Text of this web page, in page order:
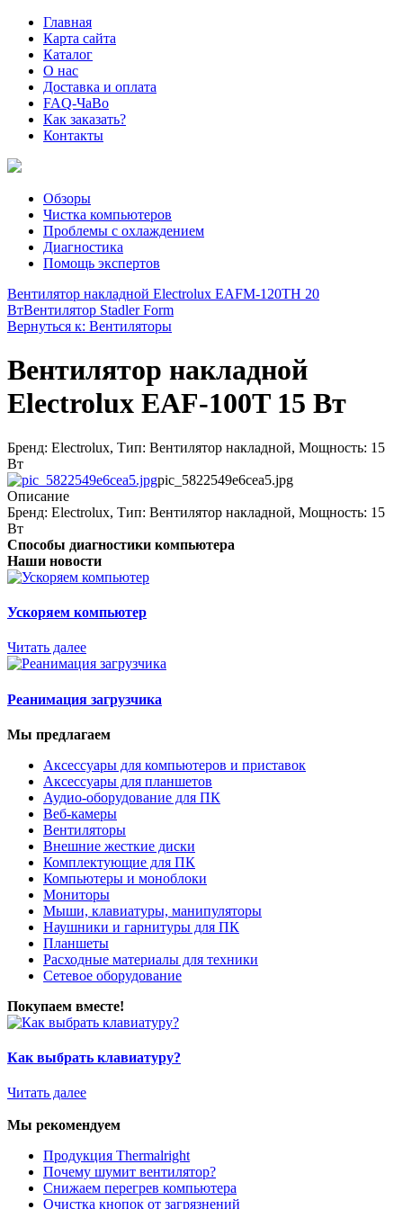
Главная
Карта сайта
Каталог
О нас
Доставка и оплата
FAQ-ЧаВо
Как заказать?
Контакты
Обзоры
Чистка компьютеров
Проблемы с охлаждением
Диагностика
Помощь экспертов
Вентилятор накладной Electrolux EAFM-120TH 20
ВтВентилятор Stadler Form
Вернуться к: Вентиляторы
Вентилятор накладной
Electrolux EAF-100T 15 Вт
Бренд: Electrolux, Тип: Вентилятор накладной, Мощность: 15
Вт
pic_5822549e6cea5.jpg
Описание
Бренд: Electrolux, Тип: Вентилятор накладной, Мощность: 15
Вт
Способы диагностики компьютера
Наши новости
Ускоряем компьютер
Читать далее
Реанимация загрузчика
Мы предлагаем
Аксессуары для компьютеров и приставок
Аксессуары для планшетов
Аудио-оборудование для ПК
Веб-камеры
Вентиляторы
Внешние жесткие диски
Комплектующие для ПК
Компьютеры и моноблоки
Мониторы
Мыши, клавиатуры, манипуляторы
Наушники и гарнитуры для ПК
Планшеты
Расходные материалы для техники
Сетевое оборудование
Покупаем вместе!
Как выбрать клавиатуру?
Читать далее
Мы рекомендуем
Продукция Thermalright
Почему шумит вентилятор?
Снижаем перегрев компьютера
Очистка кнопок от загрязнений